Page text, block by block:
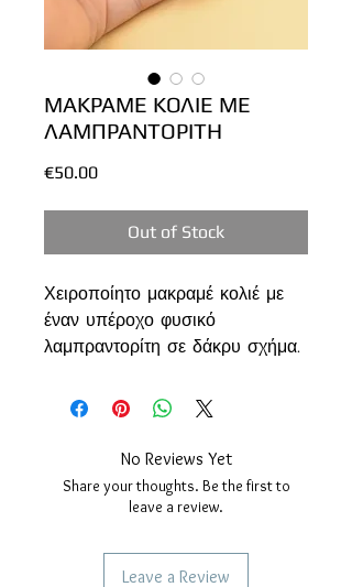
ΜΑΚΡΑΜΕ ΚΟΛΙΕ ΜΕ
ΛΑΜΠΡΑΝΤΟΡΙΤΗ
€50.00Price
Out of Stock
Χειροποίητο μακραμέ κολιέ με
έναν υπέροχο φυσικό
λαμπραντορίτη σε δάκρυ σχήμα.
μαγευτικές αποχρώσεις — ροζ,
που αλλάζουν με το φως και
δημιουργούν έναν μαγικό
ιριδισμό που θυμίζει
Η πλέξη είναι φτιαγμένη με
No Reviews Yet
Share your thoughts. Be the first to
leave a review.
Leave a Review